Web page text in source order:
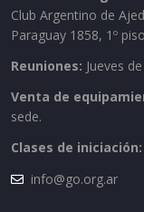
Club Argentino de
Paraguay 1858, 1º
Reuniones: Jueves
Venta de
sede.
Clases de iniciación:
info@go.org.ar